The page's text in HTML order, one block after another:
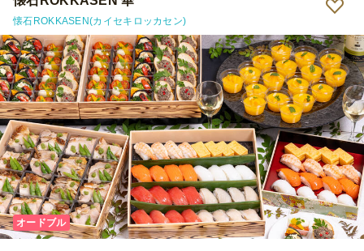
懐石ROKKASEN(カイセキロッカセン)
オードブル